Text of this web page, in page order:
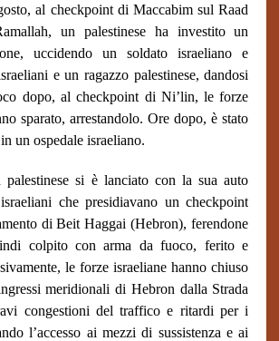
al checkpoint di Maccabim sul Raad
un palestinese ha investito un
uccidendo un soldato israeliano e
e un ragazzo palestinese, dandosi
dopo, al checkpoint di Ni’lin, le forze
sparato, arrestandolo. Ore dopo, è stato
un ospedale israeliano.
si è lanciato con la sua auto
che presidiavano un checkpoint
di Beit Haggai (Hebron), ferendone
colpito con arma da fuoco, ferito e
le forze israeliane hanno chiuso
meridionali di Hebron dalla Strada
congestioni del traffico e ritardi per i
l’accesso ai mezzi di sussistenza e ai